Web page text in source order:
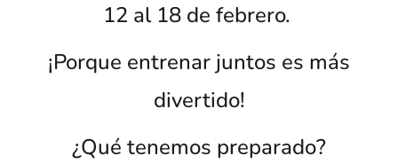
12 al 18 de febrero.
¡Porque entrenar juntos es más
divertido!
¿Qué tenemos preparado?